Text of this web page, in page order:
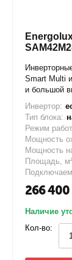
Smart Multi
и большой
Инвертор:
Тип блока:
Режим
Мощность
Мощность
Площадь,
266 400
Наличие
Кол-во: